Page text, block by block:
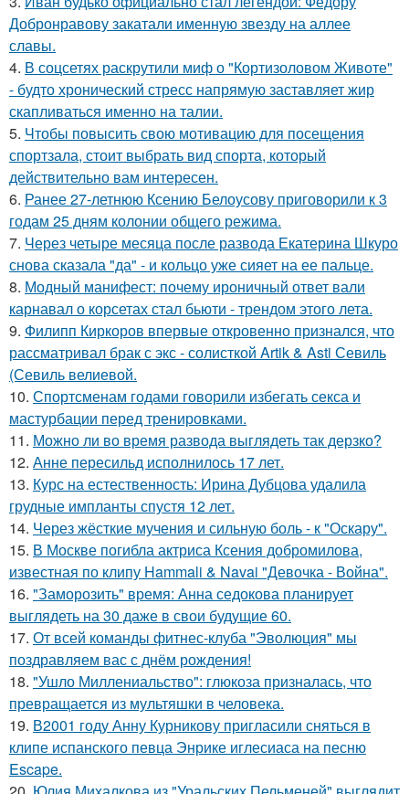
Добронравову закатали именную звезду на аллее
славы.
4. В соцсетях раскрутили миф о "Кортизоловом Животе"
- будто хронический стресс напрямую заставляет жир
скапливаться именно на талии.
5. Чтобы повысить свою мотивацию для посещения
спортзала, стоит выбрать вид спорта, который
действительно вам интересен.
6. Ранее 27-летнюю Ксению Белоусову приговорили к 3
годам 25 дням колонии общего режима.
7. Через четыре месяца после развода Екатерина Шкуро
снова сказала "да" - и кольцо уже сияет на ее пальце.
8. Модный манифест: почему ироничный ответ вали
карнавал о корсетах стал бьюти - трендом этого лета.
9. Филипп Киркоров впервые откровенно признался, что
рассматривал брак с экс - солисткой Artik & Asti Севиль
(Севиль велиевой.
10. Спортсменам годами говорили избегать секса и
мастурбации перед тренировками.
11. Можно ли во время развода выглядеть так дерзко?
12. Анне пересильд исполнилось 17 лет.
13. Курс на естественность: Ирина Дубцова удалила
грудные импланты спустя 12 лет.
14. Через жёсткие мучения и сильную боль - к "Оскару".
15. В Москве погибла актриса Ксения добромилова,
известная по клипу Hammali & Navai "Девочка - Война".
16. "Заморозить" время: Анна седокова планирует
выглядеть на 30 даже в свои будущие 60.
17. От всей команды фитнес-клуба "Эволюция" мы
поздравляем вас с днём рождения!
18. "Ушло Миллениальство": глюкоза призналась, что
превращается из мультяшки в человека.
19. В2001 году Анну Курникову пригласили сняться в
клипе испанского певца Энрике иглесиаса на песню
Escape.